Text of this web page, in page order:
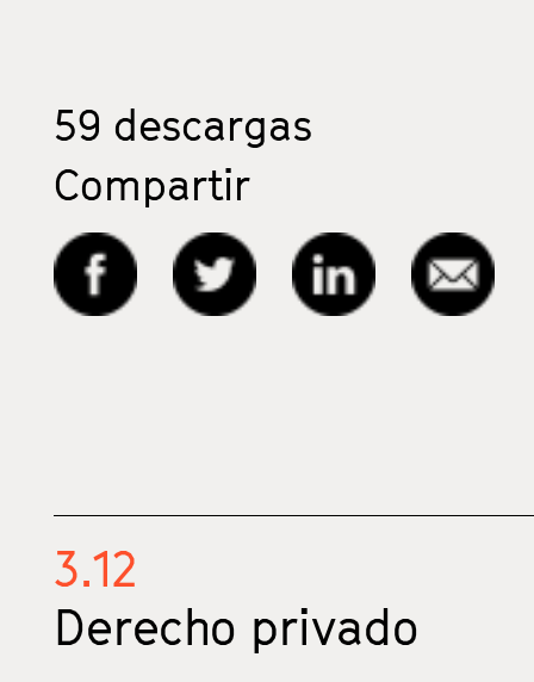
59 descargas
Compartir
3.12
Derecho privado